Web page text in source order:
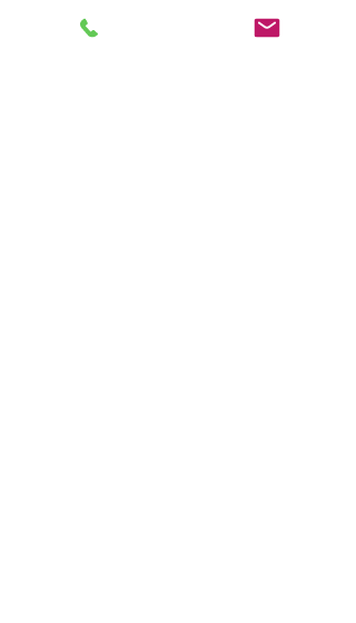
Le parent qui est exclu du lien incestuel